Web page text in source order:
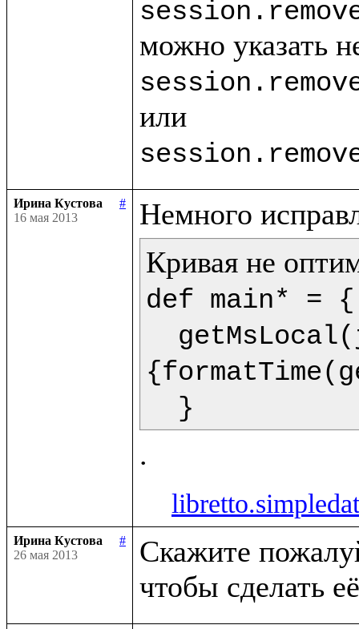
Ирина Кустова
#
16 мая 2013
def main* = {
  }
Ирина Кустова
#
26 мая 2013
Скажите